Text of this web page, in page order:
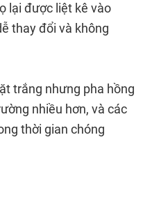
lại được liệt kê vào
thay đổi và không
trắng nhưng pha hồng
nhiều hơn, và các
thời gian chóng